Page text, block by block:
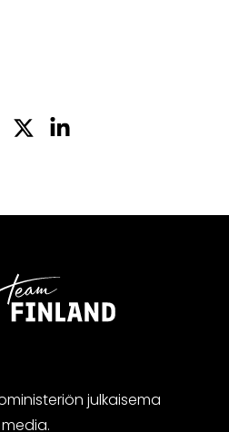
Jaa
Jaa
julkaisema